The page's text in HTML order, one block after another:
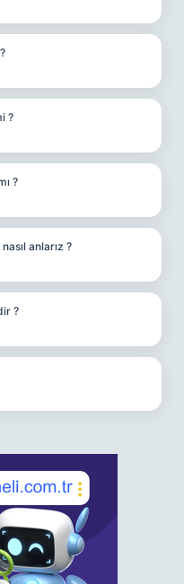
?
?
anlarız ?
?